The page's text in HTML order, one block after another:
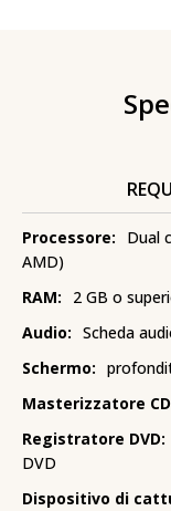
Processore:
Dual
AMD)
RAM:
2 GB o
Audio: Scheda
Schermo:
Masterizzatore
Registratore DVD:
DVD
Dispositivo di